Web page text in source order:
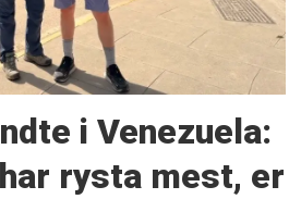
i Venezuela:
rysta mest, er